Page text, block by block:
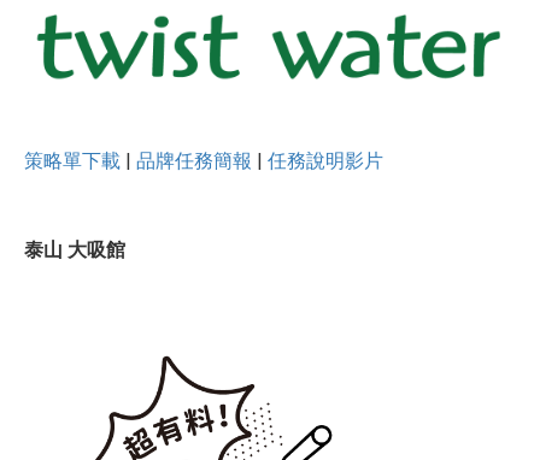
策略單下載 | 品牌任務簡報 | 任務說明影片
泰山 大吸館